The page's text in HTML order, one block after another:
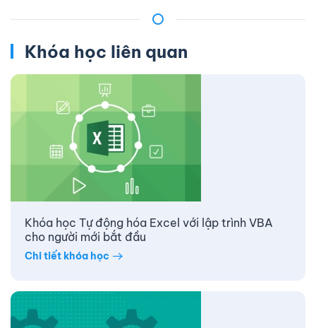
Khóa học liên quan
Khóa học Tự động hóa Excel với lập trình VBA
cho người mới bắt đầu
Chi tiết khóa học